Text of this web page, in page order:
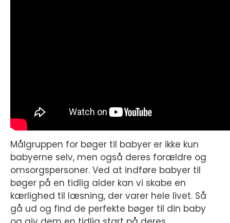
Målgruppen for bøger til babyer er ikke kun
babyerne selv, men også deres forældre og
omsorgspersoner. Ved at indføre babyer til
bøger på en tidlig alder kan vi skabe en
kærlighed til læsning, der varer hele livet. Så
gå ud og find de perfekte bøger til din baby